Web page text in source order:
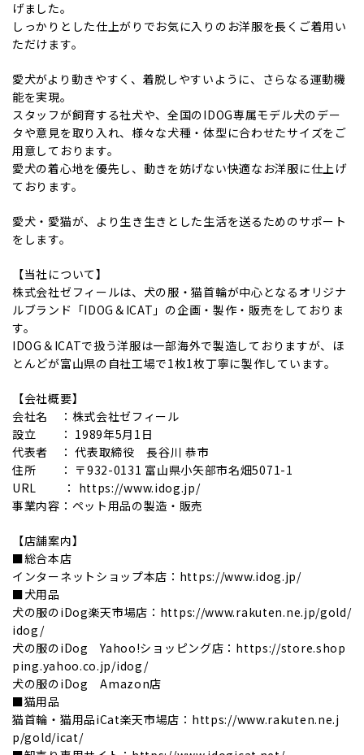
げました。
しっかりとした仕上がりでお気に入りのお洋服を長くご着用い
ただけます。
愛犬がより動きやすく、着脱しやすいように、さらなる運動機
能を実現。
スタッフが飼育する社犬や、全国のIDOG専属モデル犬のデー
タや意見を取り入れ、様々な犬種・体型に合わせたサイズをご
用意しております。
愛犬の着心地を優先し、動きを妨げない快適なお洋服に仕上げ
ております。
愛犬・愛猫が、より生き生きとした生活を送るためのサポート
をします。
【当社について】
株式会社ゼフィールは、犬の服・猫首輪が中心となるオリジナ
ルブランド「IDOG＆ICAT」の企画・製作・販売をしておりま
す。
IDOG＆ICATで扱う洋服は一部海外で製造しておりますが、ほ
とんどが富山県の自社工場で1枚1枚丁寧に製作しています。
【会社概要】
会社名 ：株式会社ゼフィール
設立 ： 1989年5月1日
代表者 ： 代表取締役 長谷川 恭市
住所 ： 〒932-0131 富山県小矢部市名畑5071-1
URL ： https://www.idog.jp/
事業内容：ペット用品の製造・販売
【店舗案内】
■総合本店
インターネットショップ本店：https://www.idog.jp/
■犬用品
犬の服のiDog楽天市場店：https://www.rakuten.ne.jp/gold/
idog/
犬の服のiDog Yahoo!ショッピング店：https://store.shop
ping.yahoo.co.jp/idog/
犬の服のiDog Amazon店
■猫用品
猫首輪・猫用品iCat楽天市場店：https://www.rakuten.ne.j
p/gold/icat/